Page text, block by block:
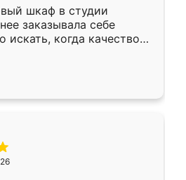
шкаф в студии
заказывала себе
искать, когда качеством
Служит кухня уже почти
нет.